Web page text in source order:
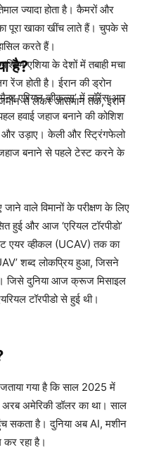
ज्यादा होता है। कैमरों और
पूरा खाका खींच लाते हैं। चुपके से
करते हैं।
एशिया के देशों में तबाही मचा
होती है। ईरान की ड्रोन
जमीन से लेकर आसमान तक, ईरान
है?
एरियल व्हीकल्स’ में लॉरेंस आर
हवाई जहाज बनाने की कोशिश
और उड़ाए। केली और स्ट्रिंगफेलो
जहाज बनाने से पहले टेस्ट करने के
वाले विमानों के परीक्षण के लिए
हुई और आज ‘एरियल टॉरपीडो’
एयर व्हीकल (UCAV) तक का
शब्द लोकप्रिय हुआ, जिसने
जिसे दुनिया आज क्रूज मिसाइल
टॉरपीडो से हुई थी।
जताया गया है कि साल 2025 में
अरब अमेरिकी डॉलर का था। साल
है। दुनिया अब AI, मशीन
रहा है।